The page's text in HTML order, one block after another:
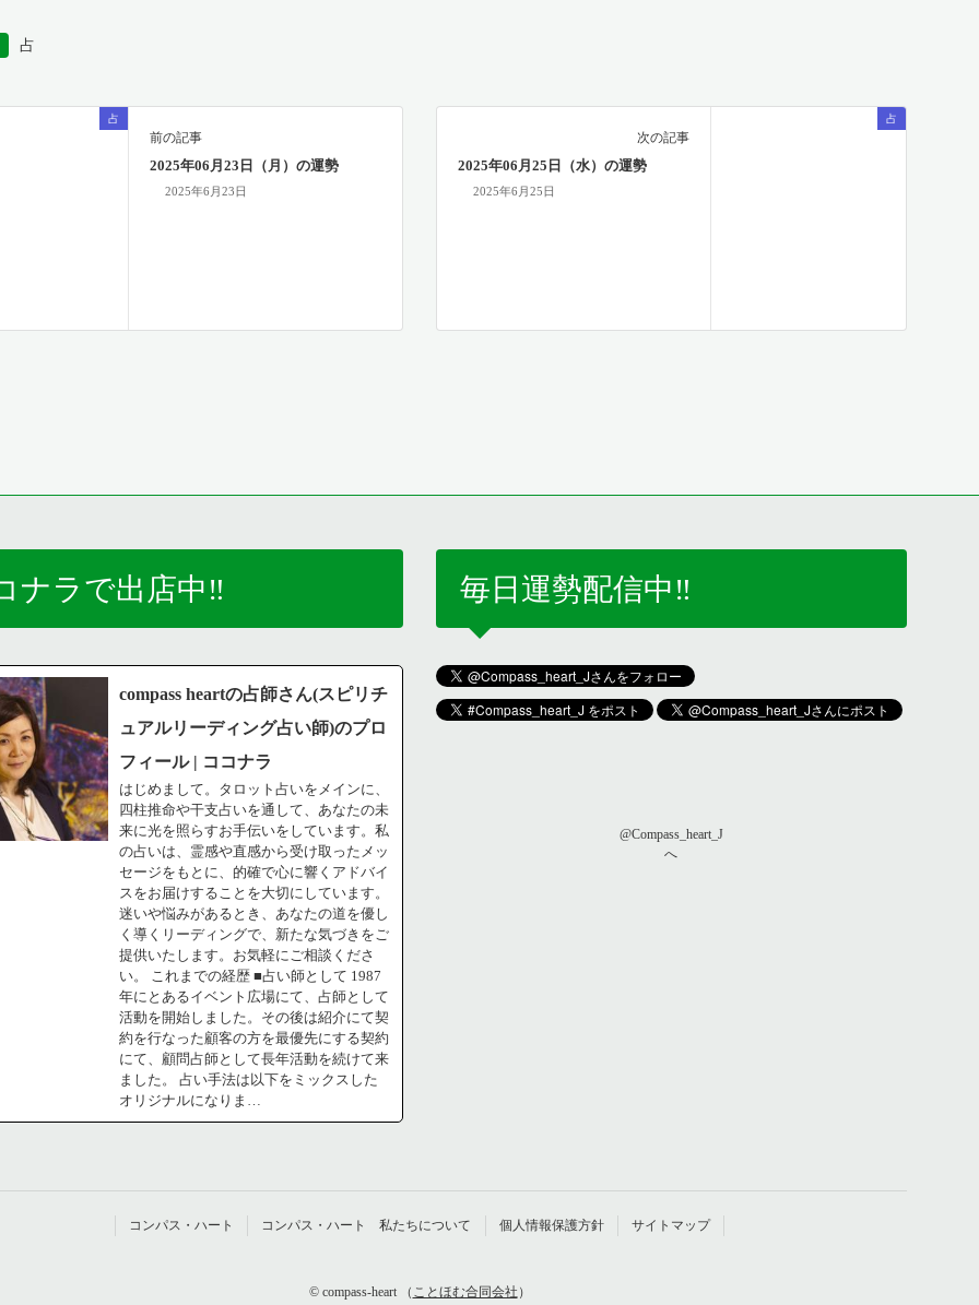
占
占
前の記事
2025年06月23日（月）の運勢
2025年6月23日
占
次の記事
2025年06月25日（水）の運勢
2025年6月25日
ナラで出店中‼️
compass heartの占師さん(スピリチ
ュアルリーディング占い師)のプロ
フィール | ココナラ
はじめまして。タロット占いをメインに、
四柱推命や干支占いを通して、あなたの未
来に光を照らすお手伝いをしています。私
の占いは、霊感や直感から受け取ったメッ
セージをもとに、的確で心に響くアドバイ
スをお届けすることを大切にしています。
迷いや悩みがあるとき、あなたの道を優し
く導くリーディングで、新たな気づきをご
提供いたします。お気軽にご相談くださ
い。 これまでの経歴 ■占い師として 1987
年にとあるイベント広場にて、占師として
活動を開始しました。その後は紹介にて契
約を行なった顧客の方を最優先にする契約
にて、顧問占師として長年活動を続けて来
ました。 占い手法は以下をミックスした
オリジナルになりま…
毎日運勢配信中‼️
@Compass_heart_J
へ
コンパス・ハート コンパス・ハート 私たちについて 個人情報保護方針 サイトマップ
© compass-heart （ ことほむ合同会社 ）